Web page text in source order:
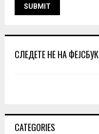
СЛЕДЕТЕ НЕ НА ФЕЈСБУК
CATEGORIES